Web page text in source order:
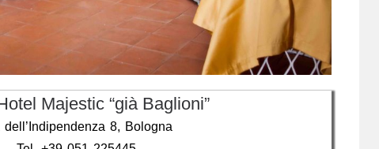
Majestic “già Baglioni”
dell’Indipendenza 8, Bologna